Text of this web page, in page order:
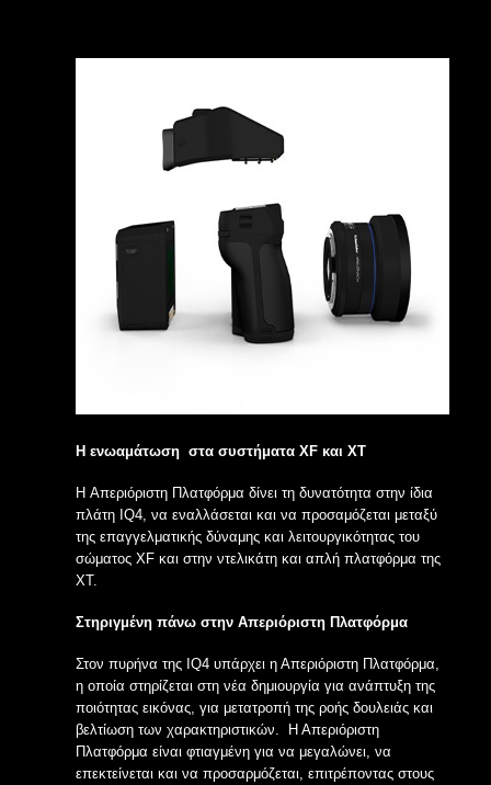
Η ενωαμάτωση στα συστήματα XF και XT
H Απεριόριστη Πλατφόρμα δίνει τη δυνατότητα στην ίδια
πλάτη IQ4, να εναλλάσεται και να προσαμόζεται μεταξύ
της επαγγελματικής δύναμης και λειτουργικότητας του
σώματος XF και στην ντελικάτη και απλή πλατφόρμα της
XT.
Στηριγμένη πάνω στην Απεριόριστη Πλατφόρμα
Στον πυρήνα της IQ4 υπάρχει η Απεριόριστη Πλατφόρμα,
η οποία στηρίζεται στη νέα δημιουργία για ανάπτυξη της
ποιότητας εικόνας, για μετατροπή της ροής δουλειάς και
βελτίωση των χαρακτηριστικών. Η Απεριόριστη
Πλατφόρμα είναι φτιαγμένη για να μεγαλώνει, να
επεκτείνεται και να προσαρμόζεται, επιτρέποντας στους